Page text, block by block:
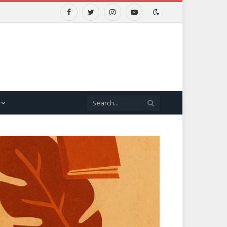
FacebookTwitterInstagramYouTube